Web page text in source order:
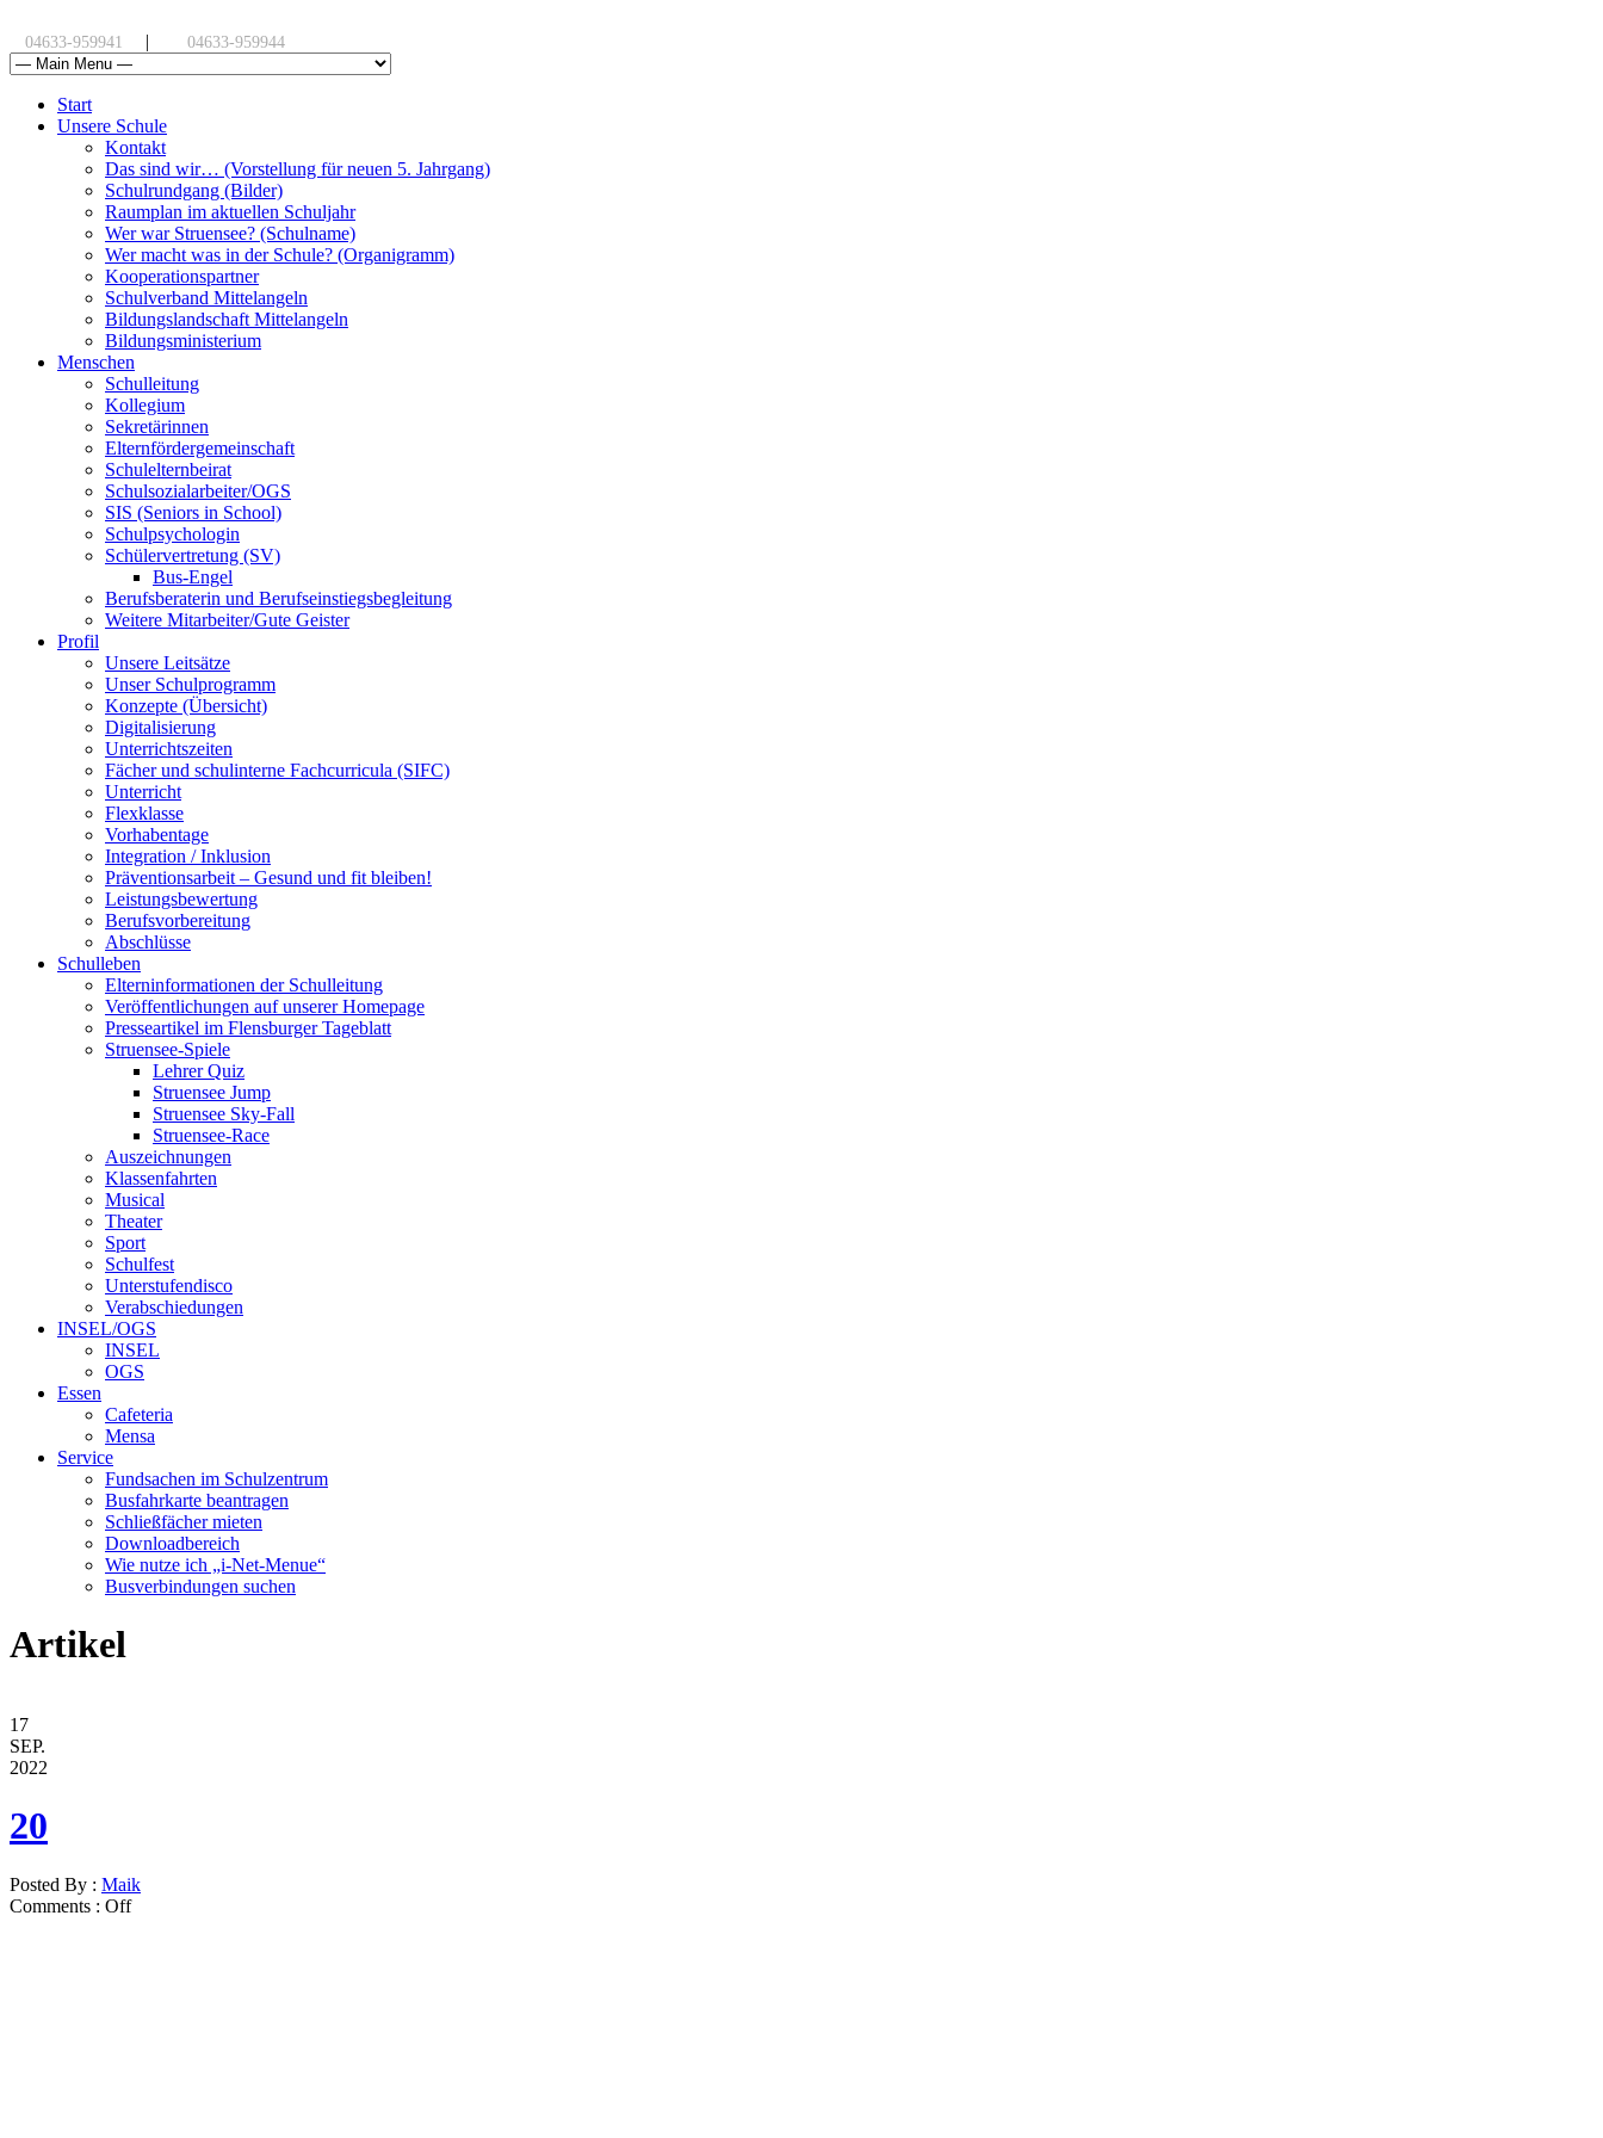
04633-959941 | 04633-959944
Start
Unsere Schule
Kontakt
Das sind wir… (Vorstellung für neuen 5. Jahrgang)
Schulrundgang (Bilder)
Raumplan im aktuellen Schuljahr
Wer war Struensee? (Schulname)
Wer macht was in der Schule? (Organigramm)
Kooperationspartner
Schulverband Mittelangeln
Bildungslandschaft Mittelangeln
Bildungsministerium
Menschen
Schulleitung
Kollegium
Sekretärinnen
Elternfördergemeinschaft
Schulelternbeirat
Schulsozialarbeiter/OGS
SIS (Seniors in School)
Schulpsychologin
Schülervertretung (SV)
Bus-Engel
Berufsberaterin und Berufseinstiegsbegleitung
Weitere Mitarbeiter/Gute Geister
Profil
Unsere Leitsätze
Unser Schulprogramm
Konzepte (Übersicht)
Digitalisierung
Unterrichtszeiten
Fächer und schulinterne Fachcurricula (SIFC)
Unterricht
Flexklasse
Vorhabentage
Integration / Inklusion
Präventionsarbeit – Gesund und fit bleiben!
Leistungsbewertung
Berufsvorbereitung
Abschlüsse
Schulleben
Elterninformationen der Schulleitung
Veröffentlichungen auf unserer Homepage
Presseartikel im Flensburger Tageblatt
Struensee-Spiele
Lehrer Quiz
Struensee Jump
Struensee Sky-Fall
Struensee-Race
Auszeichnungen
Klassenfahrten
Musical
Theater
Sport
Schulfest
Unterstufendisco
Verabschiedungen
INSEL/OGS
INSEL
OGS
Essen
Cafeteria
Mensa
Service
Fundsachen im Schulzentrum
Busfahrkarte beantragen
Schließfächer mieten
Downloadbereich
Wie nutze ich „i-Net-Menue“
Busverbindungen suchen
Artikel
17
SEP.
2022
20
Posted By : Maik
Comments : Off